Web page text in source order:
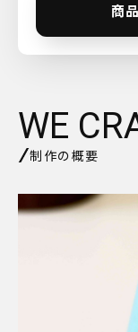
商
WE
制作の概要